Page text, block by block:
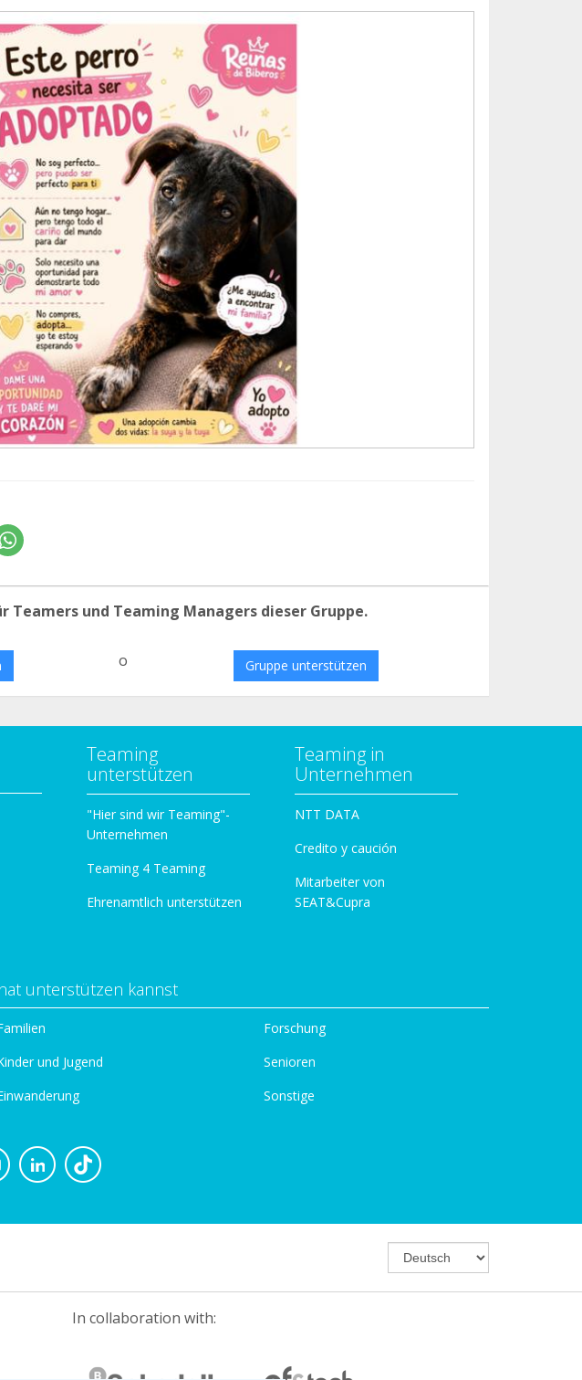
Teamers und Teaming Managers dieser Gruppe.
o Gruppe unterstützen
Teaming
unterstützen
"Hier sind wir Teaming"-
Unternehmen
Teaming 4 Teaming
Ehrenamtlich unterstützen
Teaming in
Unternehmen
NTT DATA
Credito y caución
Mitarbeiter von
SEAT&Cupra
unterstützen kannst
und Jugend
Forschung
Senioren
Sonstige
In collaboration with: